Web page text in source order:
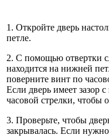
1. Откройте дверь
петле.
2. С помощью отвертки
находится на нижней
поверните винт по
Если дверь имеет зазор
часовой стрелки, чтобы
3. Проверьте, чтобы
закрывалась. Если